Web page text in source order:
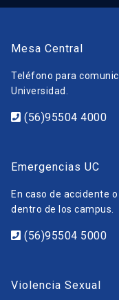
Mesa Central
Teléfono para
Universidad.
(56)95504 4000
Emergencias UC
En caso de accidente
dentro de los campus.
(56)95504 5000
Violencia Sexual